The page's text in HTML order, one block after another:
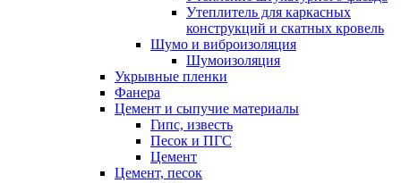
Утеплитель для каркасных
конструкций и скатных кровель
Шумо и виброизоляция
Шумоизоляция
Укрывные пленки
Фанера
Цемент и сыпучие материалы
Гипс, известь
Песок и ПГС
Цемент
Цемент, песок